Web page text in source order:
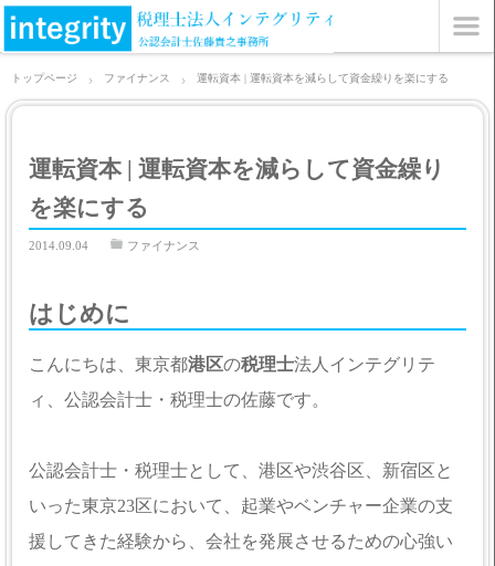
トップページ ファイナンス 運転資本 | 運転資本を減らして資金繰りを楽にする
運転資本 | 運転資本を減らして資金繰り
を楽にする
2014.09.04 ファイナンス
はじめに
こんにちは、東京都港区の税理士法人インテグリテ
ィ、公認会計士・税理士の佐藤です。
公認会計士・税理士として、港区や渋谷区、新宿区と
いった東京23区において、起業やベンチャー企業の支
援してきた経験から、会社を発展させるための心強い